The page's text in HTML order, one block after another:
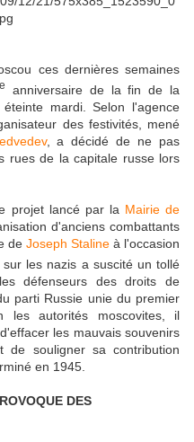
ces dernières semaines
e
anniversaire de la fin de la
mardi. Selon l'agence
des festivités, mené
, a décidé de ne pas
rues de la capitale russe lors
projet lancé par la Mairie de
d'anciens combattants
de Joseph Stalineà l'occasion
les nazis a suscité un tollé
défenseurs des droits de
parti Russie unie du premier
les autorités moscovites, il
les mauvais souvenirs
de souligner sa contribution
en 1945.
DES